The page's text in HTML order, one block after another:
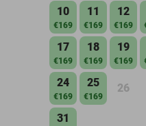
10
€169
11
€169
12
€169
17
€169
18
€169
19
€169
24
€169
25
€169
26
31